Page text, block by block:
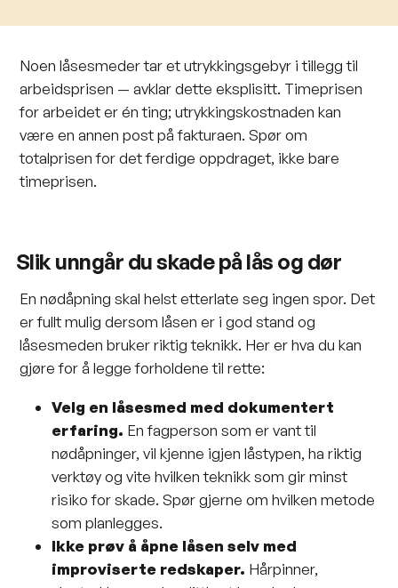
Noen låsesmeder tar et utrykkingsgebyr i tillegg til
arbeidsprisen — avklar dette eksplisitt. Timeprisen
for arbeidet er én ting; utrykkingskostnaden kan
være en annen post på fakturaen. Spør om
totalprisen for det ferdige oppdraget, ikke bare
timeprisen.
Slik unngår du skade på lås og dør
En nødåpning skal helst etterlate seg ingen spor. Det
er fullt mulig dersom låsen er i god stand og
låsesmeden bruker riktig teknikk. Her er hva du kan
gjøre for å legge forholdene til rette:
Velg en låsesmed med dokumentert
erfaring. En fagperson som er vant til
nødåpninger, vil kjenne igjen låstypen, ha riktig
verktøy og vite hvilken teknikk som gir minst
risiko for skade. Spør gjerne om hvilken metode
som planlegges.
Ikke prøv å åpne låsen selv med
improviserte redskaper. Hårpinner,